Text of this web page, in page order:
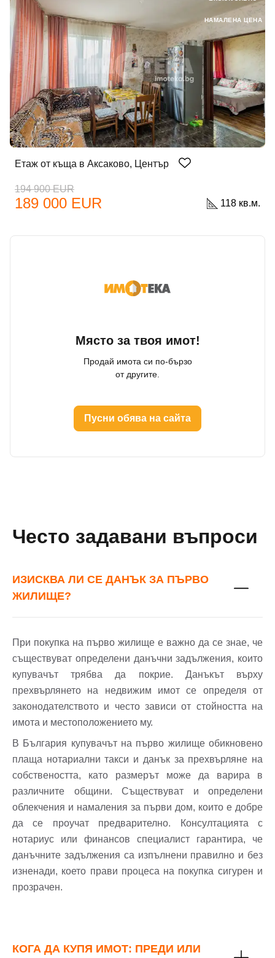
Етаж от къща в Аксаково, Център
194 900 EUR
189 000 EUR 118 кв.м.
НАМАЛЕНА ЦЕНА
Място за твоя имот!
Продай имота си по-бързо
от другите.
Пусни обява на сайта
Често задавани въпроси
ИЗИСКВА ЛИ СЕ ДАНЪК ЗА ПЪРВО
ЖИЛИЩЕ?
При покупка на първо жилище е важно да се знае, че
съществуват определени данъчни задължения, които
купувачът трябва да покрие. Данъкът върху
прехвърлянето на недвижим имот се определя от
законодателството и често зависи от стойността на
имота и местоположението му.
В България купувачът на първо жилище обикновено
плаща нотариални такси и данък за прехвърляне на
собствеността, като размерът може да варира в
различните общини. Съществуват и определени
облекчения и намаления за първи дом, които е добре
да се проучат предварително. Консултацията с
нотариус или финансов специалист гарантира, че
данъчните задължения са изпълнени правилно и без
изненади, което прави процеса на покупка сигурен и
прозрачен.
КОГА ДА КУПЯ ИМОТ: ПРЕДИ ИЛИ